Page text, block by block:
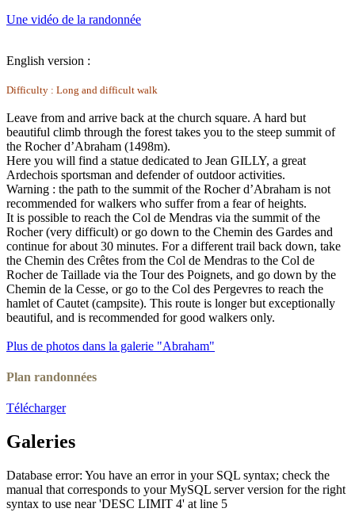
Une vidéo de la randonnée
English version :
Difficulty : Long and difficult walk
Leave from and arrive back at the church square. A hard but
beautiful climb through the forest takes you to the steep summit of
the Rocher d’Abraham (1498m).
Here you will find a statue dedicated to Jean GILLY, a great
Ardechois sportsman and defender of outdoor activities.
Warning : the path to the summit of the Rocher d’Abraham is not
recommended for walkers who suffer from a fear of heights.
It is possible to reach the Col de Mendras via the summit of the
Rocher (very difficult) or go down to the Chemin des Gardes and
continue for about 30 minutes. For a different trail back down, take
the Chemin des Crêtes from the Col de Mendras to the Col de
Rocher de Taillade via the Tour des Poignets, and go down by the
Chemin de la Cesse, or go to the Col des Pergevres to reach the
hamlet of Cautet (campsite). This route is longer but exceptionally
beautiful, and is recommended for good walkers only.
Plus de photos dans la galerie "Abraham"
Plan randonnées
Télécharger
Galeries
Database error: You have an error in your SQL syntax; check the
manual that corresponds to your MySQL server version for the right
syntax to use near 'DESC LIMIT 4' at line 5